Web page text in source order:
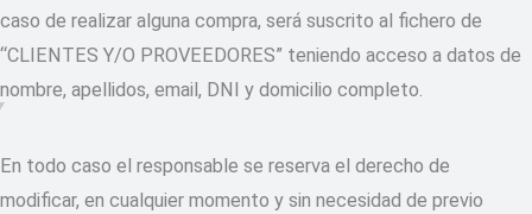
caso de realizar alguna compra, será suscrito al fichero de
“CLIENTES Y/O PROVEEDORES” teniendo acceso a datos de
nombre, apellidos, email, DNI y domicilio completo.
En todo caso el responsable se reserva el derecho de
modificar, en cualquier momento y sin necesidad de previo